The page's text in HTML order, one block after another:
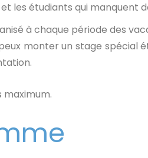
et les étudiants qui
à chaque période des
monter un stage spécial
maximum.